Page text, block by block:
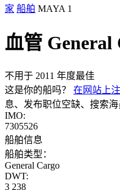
家 船舶 MAYA 1
血管 General
不用于 2011 年度最佳
这是你的船吗？ 在网站上
息、发布职位空缺、搜索海
IMO:
7305526
船舶信息
船舶类型：
General Cargo
DWT:
3 238